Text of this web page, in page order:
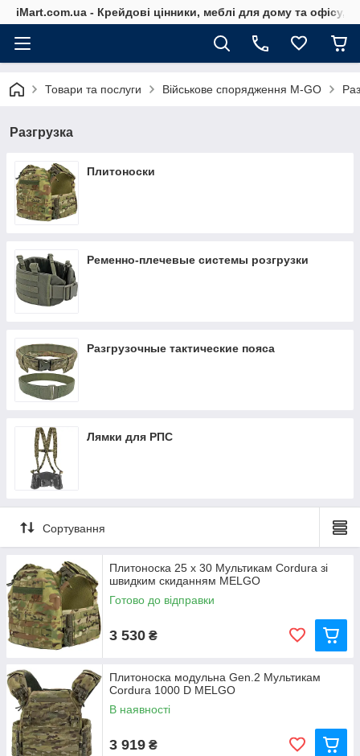
iMart.com.ua - Крейдові цінники, меблі для дому та офісу,
Товари та послуги Військове спорядження M-GO
Разгрузка
Плитоноски
Ременно-плечевые системы розгрузки
Разгрузочные тактические пояса
Лямки для РПС
Сортування
Плитоноска 25 х 30 Мультикам Cordura зі
швидким скиданням MELGO
Готово до відправки
3 530 ₴
Плитоноска модульна Gen.2 Мультикам
Cordura 1000 D MELGO
В наявності
3 919 ₴